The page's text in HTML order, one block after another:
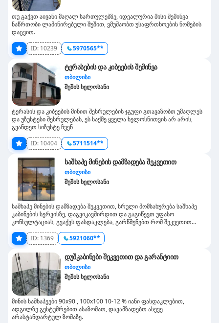
თუ გაქვთ აივანი მაღალ სართულებზე, იდეალურია მისი შემინვა
ნაწრთობი ლამინირებული შუშით, ვმუშაობთ უსაფრთხოების ნომების
დაცვით.
ID: 10239 5970565**
ტერასების და კიბეების შემინვა
თბილისი
შუშის ხელოსანი
ტერასის და კიბეების მინით შესრულების ჯგუფი გთავაზობთ უმაღლეს
და უზუსტესი შესრულებას, ეს საქმე ყველა ხელოსნითვის არ არის,
გვანდეთ სიზუსტე ჩვენ
ID: 10404 5711514**
საშხაპე მინების დამზადება შეკვეთით
თბილისი
შუშის ხელოსანი
საშხაპე მინების დამზადება შეკვეთით, სრული მომსახურება საშხაპე
კაბინების სერვისზე, დაგვიკავშირდით და გაგიწევთ უფასო
კონსულტაციას, გვაქვს ფასდაკლება, გარწმუნებთ რომ შეკვეთით
იმიტომ რომ შეკვეთით დამზადებული საშხაპე კაბინა ზუსტად მოერგება
თქვენს აბაზანას და სივრცეს იდეალურად აითვისებთ, ამას გარდა
მეტად მყარი და გამძლეა ასეთი კაბინები, დაგვირეკეთ ახლავე და
გაიგეთ მეტი.
ID: 1369 5921060**
დუშკაბინები შეკვეთით და გარანტიით
თბილისი
შუშის ხელოსანი
მინის საშხაპეები 90x90 , 100x100 10-12 % იანი ფასდაკლებით,
ადგილზე გესტუმრებით ასაზომათ, დავამზადებთ ასევე
არასტანდარტულ ზომაზე.